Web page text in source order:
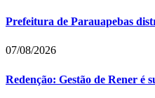
Prefeitura de Parauapebas
07/08/2026
Redenção: Gestão de Rener é